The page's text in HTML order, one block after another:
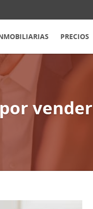
PRECIOS